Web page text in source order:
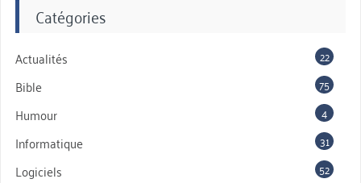
Catégories
Actualités 22
Bible 75
Humour 4
Informatique 31
Logiciels 52